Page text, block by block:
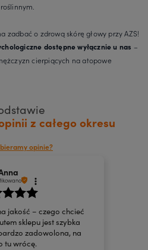
zadbać o zdrową skórę głowy przy AZS!
dostępne wyłącznie u nas –
cierpiących na atopowe
z całego okresu
opinie?
jakość – czego chcieć
sklepu jest szybka
zadowolona, na
tu wrócę.